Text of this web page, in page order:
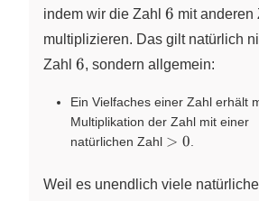
indem wir die Zahl 6
6 mit anderen
multiplizieren. Das gilt natürlich
Zahl 6
6, sondern allgemein:
Ein Vielfaches einer Zahl erhält
Multiplikation der Zahl mit einer
natürlichen Zahl >0
> 0.
Weil es unendlich viele